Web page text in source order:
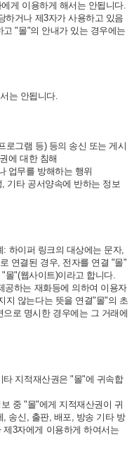
게 이용하게 해서는 안됩니다.
하거나 제3자가 사용하고 있음
"몰"의 안내가 있는 경우에는
는 안됩니다.
로그램 등) 등의 송신 또는 게시
에 대한 침해
업무를 방해하는 행위
기타 공서양속에 반하는 정보
하이퍼 링크의 대상에는 문자,
연결된 경우, 전자를 연결 "몰"
몰"(웹사이트)이라고 합니다.
공하는 재화등에 의하여 이용자
지 않는다는 뜻을 연결"몰"의 초
로 명시한 경우에는 그 거래에
지적재산권은 "몰"에 귀속합
중 "몰"에게 지적재산권이 귀
송신, 출판, 배포, 방송 기타 방
3자에게 이용하게 하여서는